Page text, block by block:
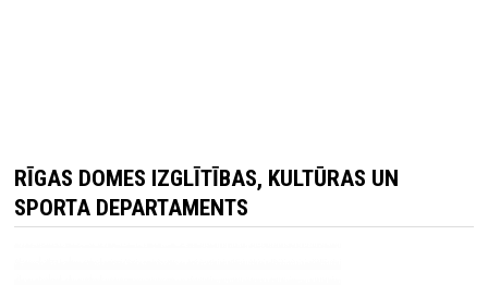
RĪGAS DOMES IZGLĪTĪBAS, KULTŪRAS UN
SPORTA DEPARTAMENTS